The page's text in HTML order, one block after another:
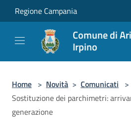
Salta al contenuto principale
Regione Campania
Comune di
Irpino
Home > Novità > Comunicati >
Sostituzione dei parchimetri:
generazione